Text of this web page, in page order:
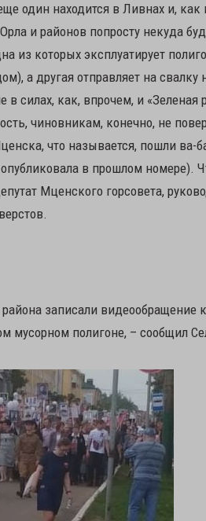
один находится в Ливнах и,
и районов попросту некуда
из которых эксплуатирует
а другая отправляет на
силах, как, впрочем, и «Зеленая
чиновникам, конечно, не
что называется, пошли ва-
в прошлом номере).
Мценского горсовета,
записали видеообращение
мусорном полигоне, – сообщил